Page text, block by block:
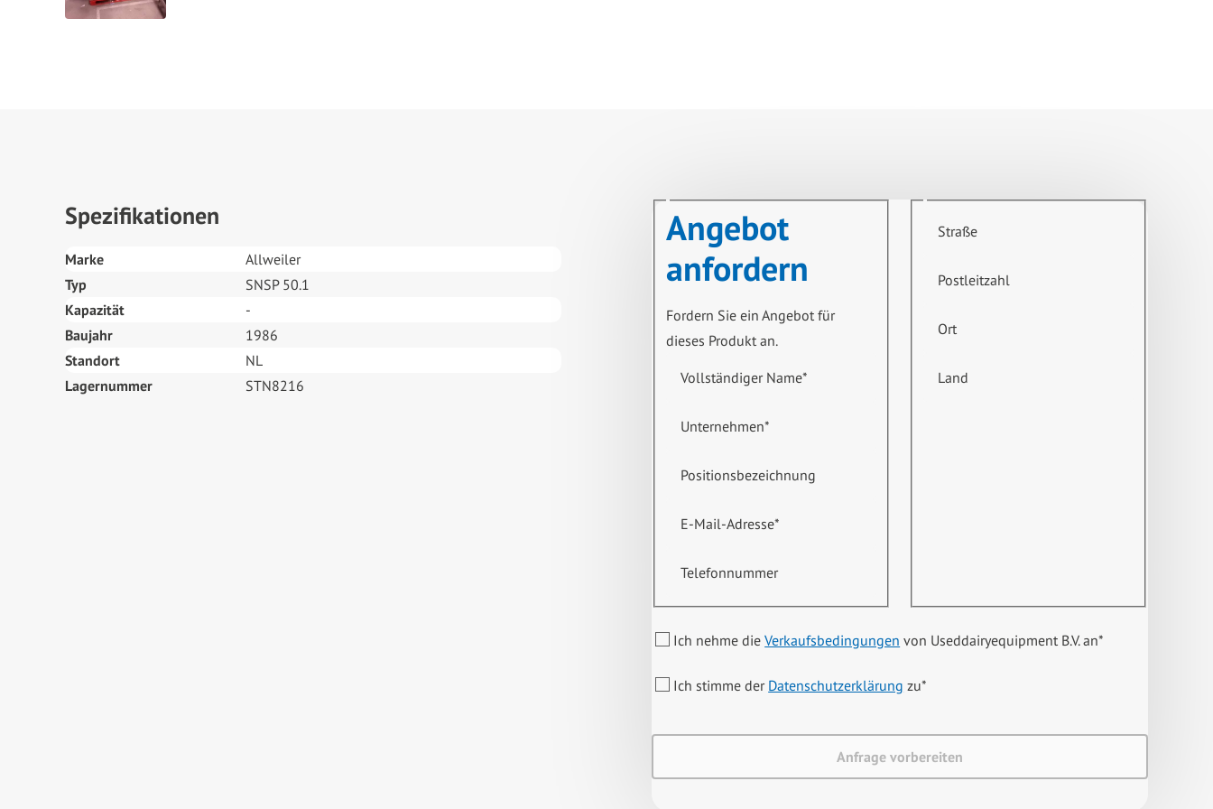
Spezifikationen
Marke
Allweiler
Typ
SNSP 50.1
Kapazität
-
Baujahr
1986
Standort
NL
Lagernummer
STN8216
Angebot
anfordern
Fordern Sie ein Angebot für
dieses Produkt an.
Vollständiger Name*
Unternehmen*
Positionsbezeichnung
E-Mail-Adresse*
Telefonnummer
Straße
Postleitzahl
Ort
Land
Ich nehme dieVerkaufsbedingungen von Useddairyequipment B.V. an*
Ich stimme der Datenschutzerklärung zu*
Anfrage vorbereiten